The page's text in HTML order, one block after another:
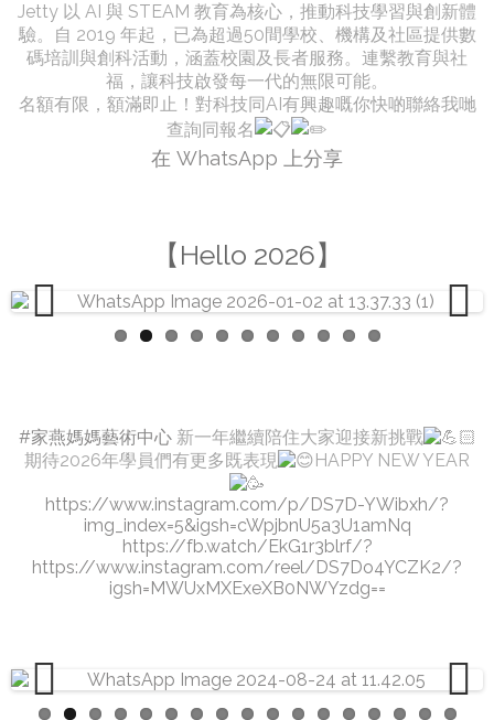
Jetty 以 AI 與 STEAM 教育為核心，推動科技學習與創新體
驗。自 2019 年起，已為超過50間學校、機構及社區提供數
碼培訓與創科活動，涵蓋校園及長者服務。連繫教育與社
福，讓科技啟發每一代的無限可能。
名額有限，額滿即止！對科技同AI有興趣嘅你快啲聯絡我哋
查詢同報名
在 WhatsApp 上分享
【Hello 2026】
#家燕媽媽藝術中心新一年繼續陪住大家迎接新挑戰
期待2026年學員們有更多既表現
HAPPY NEW YEAR
https://www.instagram.com/p/DS7D-YWibxh/?
img_index=5&igsh=cWpjbnU5a3U1amNq
https://fb.watch/EkG1r3blrf/?
https://www.instagram.com/reel/DS7Do4YCZK2/?
igsh=MWUxMXExeXB0NWYzdg==
Previous Next